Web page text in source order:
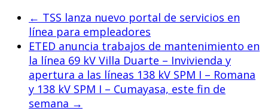
← TSS lanza nuevo portal de servicios en
línea para empleadores
ETED anuncia trabajos de mantenimiento en
la línea 69 kV Villa Duarte – Invivienda y
apertura a las líneas 138 kV SPM I – Romana
y 138 kV SPM I – Cumayasa, este fin de
semana →